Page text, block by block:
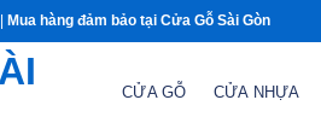
Mua hàng đảm bảo tại Cửa Gỗ Sài Gòn
CỬA GỖ CỬA NHỰA